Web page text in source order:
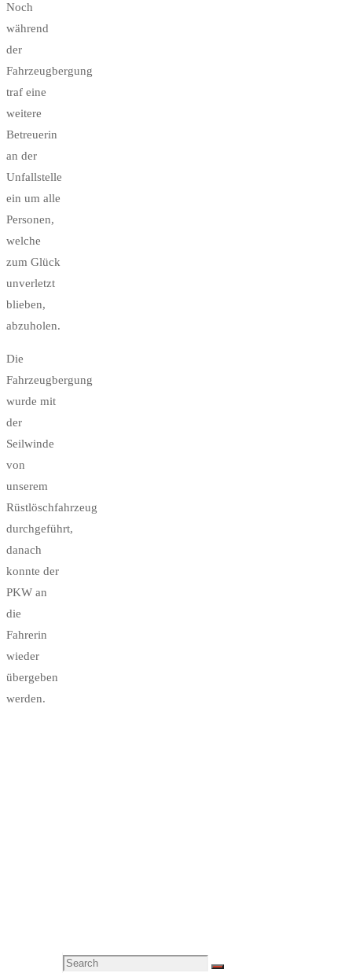
Noch
während
der
Fahrzeugbergung
traf eine
weitere
Betreuerin
an der
Unfallstelle
ein um alle
Personen,
welche
zum Glück
unverletzt
blieben,
abzuholen.
Die
Fahrzeugbergung
wurde mit
der
Seilwinde
von
unserem
Rüstlöschfahrzeug
durchgeführt,
danach
konnte der
PKW an
die
Fahrerin
wieder
übergeben
werden.
Search